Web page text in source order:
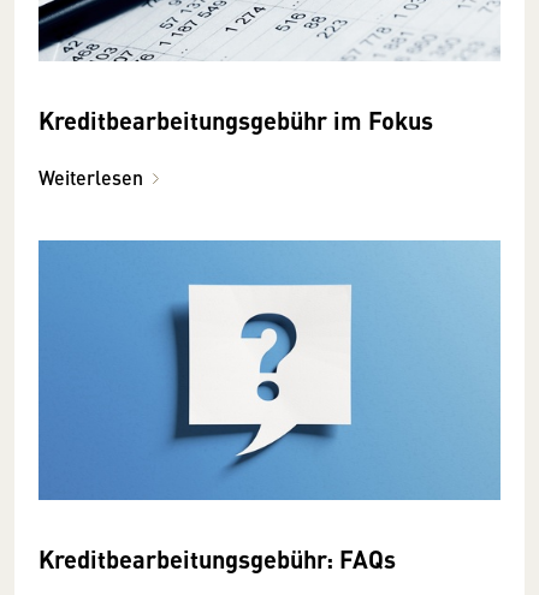
Kreditbearbeitungsgebühr im Fokus
Weiterlesen
Kreditbearbeitungsgebühr: FAQs